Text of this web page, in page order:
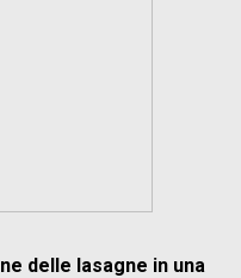
delle lasagne in una